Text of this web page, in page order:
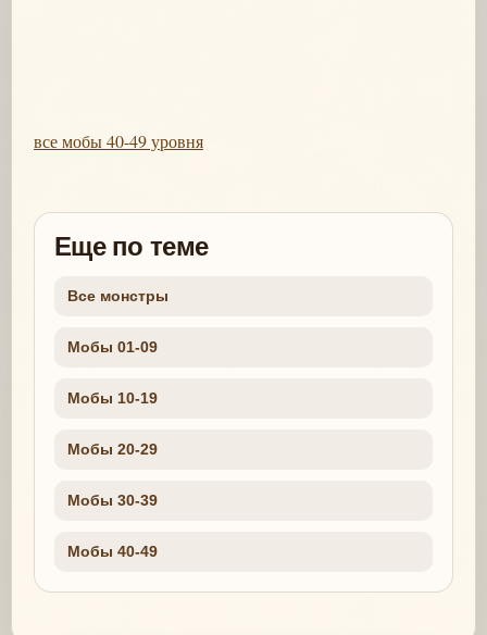
все мобы 40-49 уровня
Еще по теме
Все монстры
Мобы 01-09
Мобы 10-19
Мобы 20-29
Мобы 30-39
Мобы 40-49